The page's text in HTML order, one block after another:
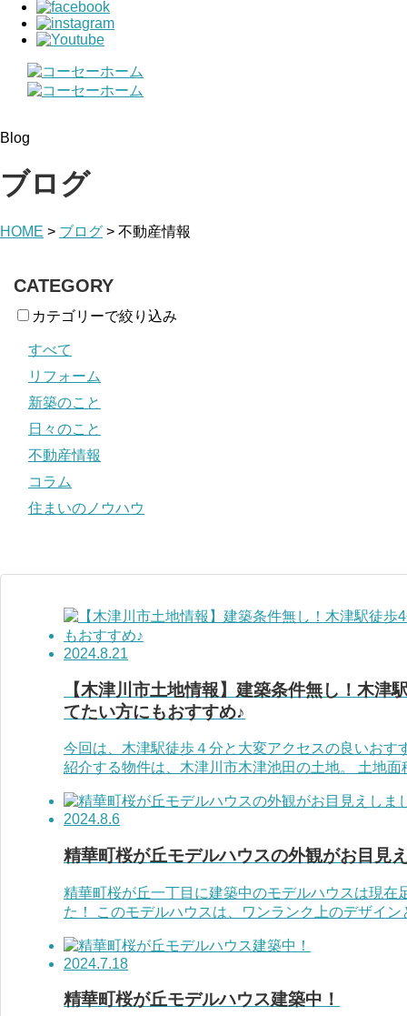
Blog
ブログ
HOME > ブログ > 不動産情報
CATEGORY
カテゴリーで絞り込み
すべて
リフォーム
新築のこと
日々のこと
不動産情報
コラム
住まいのノウハウ
2024.8.21
【木津川市土地情報】建築条件無し！木津
てたい方にもおすすめ♪
今回は、木津駅徒歩４分と大変アクセスの良いお
紹介する物件は、木津川市木津池田の土地。 土地面
2024.8.6
精華町桜が丘モデルハウスの外観がお目見
精華町桜が丘一丁目に建築中のモデルハウスは現在
た！ このモデルハウスは、ワンランク上のデザイ
2024.7.18
精華町桜が丘モデルハウス建築中！